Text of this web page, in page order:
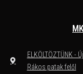
ELKÖLTÖZTÜNK -
Rákos patak felől